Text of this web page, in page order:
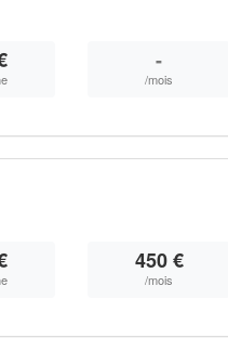
-
/mois
450 €
/mois